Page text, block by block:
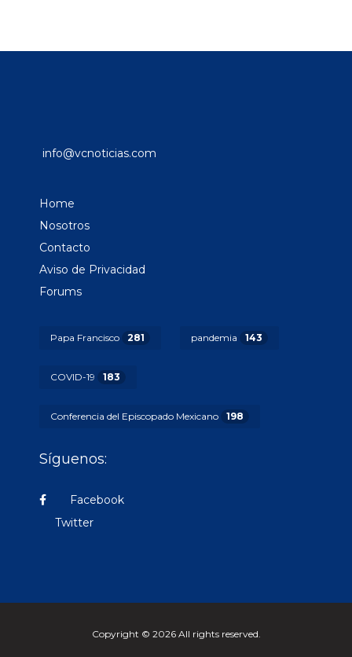
info@vcnoticias.com
Home
Nosotros
Contacto
Aviso de Privacidad
Forums
Papa Francisco 281 pandemia 143
COVID-19 183
Conferencia del Episcopado Mexicano 198
Síguenos:
Facebook
Twitter
Copyright © 2026 All rights reserved.